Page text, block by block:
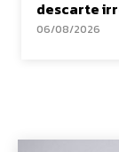
descarte
06/08/2026